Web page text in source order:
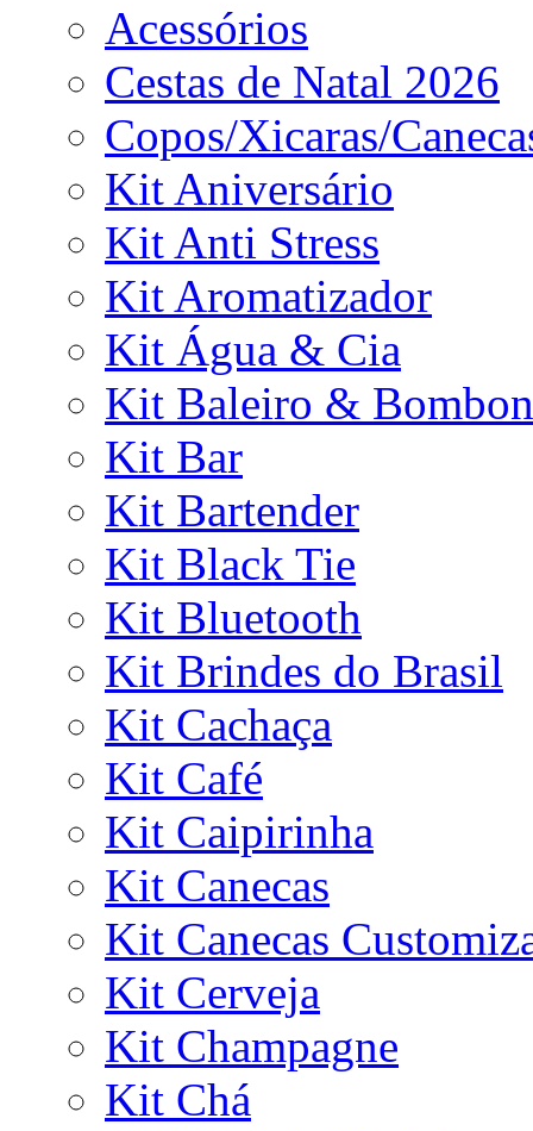
Acessórios
Cestas de Natal 2026
Copos/Xicaras/
Kit Aniversário
Kit Anti Stress
Kit Aromatizador
Kit Água & Cia
Kit Baleiro &
Kit Bar
Kit Bartender
Kit Black Tie
Kit Bluetooth
Kit Brindes do Brasil
Kit Cachaça
Kit Café
Kit Caipirinha
Kit Canecas
Kit Canecas
Kit Cerveja
Kit Champagne
Kit Chá